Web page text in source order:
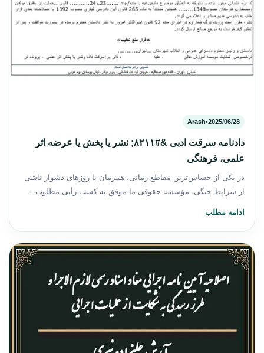
2025/06/28
•
Arash
دادنامه سرقت ادبی &#۸۲۱۱; نشر یا پخش یا عرضه اثر
علمی، فرهنگی
در یکی از حساس‌ترین مقاطع زمانی، همزمان با روزهای دشوار ناشی
از شرایط جنگی، مؤسسه حقوقی ما موفق به کسب رأیی مطلوب…
ادامه مطلب